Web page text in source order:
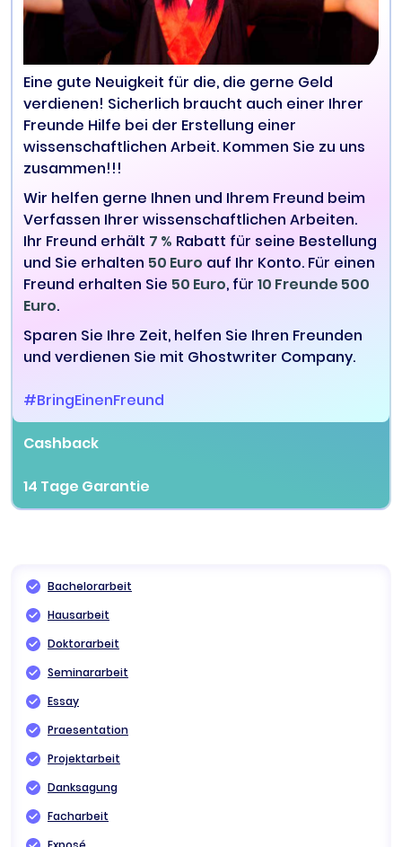
Eine gute Neuigkeit für die, die gerne Geld
verdienen! Sicherlich braucht auch einer Ihrer
Freunde Hilfe bei der Erstellung einer
wissenschaftlichen Arbeit. Kommen Sie zu uns
zusammen!!!
Wir helfen gerne Ihnen und Ihrem Freund beim
Verfassen Ihrer wissenschaftlichen Arbeiten.
Ihr Freund erhält 7 % Rabatt für seine Bestellung
und Sie erhalten 50 Euro auf Ihr Konto. Für einen
Freund erhalten Sie 50 Euro, für 10 Freunde 500
Euro.
Sparen Sie Ihre Zeit, helfen Sie Ihren Freunden
und verdienen Sie mit Ghostwriter Company.
#BringEinenFreund
Cashback
14 Tage Garantie
Bachelorarbeit
Hausarbeit
Doktorarbeit
Seminararbeit
Essay
Praesentation
Projektarbeit
Danksagung
Facharbeit